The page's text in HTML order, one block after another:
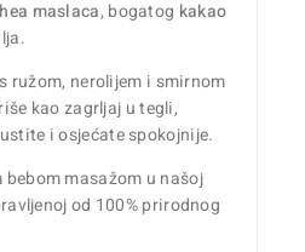
maslaca, bogatog kakao
ružom, nerolijem i smirnom
kao zagrljaj u tegli,
i osjećate spokojnije.
bebom masažom u našoj
od 100% prirodnog